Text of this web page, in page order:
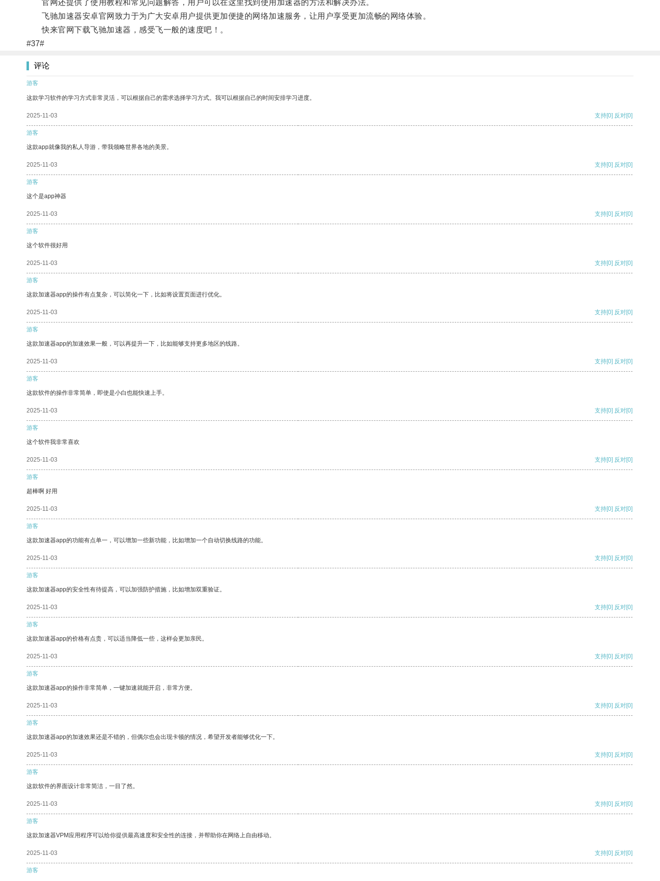
官网还提供了使用教程和常见问题解答，用户可以在这里找到使用加速器的方法和解决办法。
飞驰加速器安卓官网致力于为广大安卓用户提供更加便捷的网络加速服务，让用户享受更加流畅的网络体验。
快来官网下载飞驰加速器，感受飞一般的速度吧！。
#37#
评论
游客
这款学习软件的学习方式非常灵活，可以根据自己的需求选择学习方式。我可以根据自己的时间安排学习进度。
2025-11-03 支持[0] 反对[0]
游客
这款app就像我的私人导游，带我领略世界各地的美景。
2025-11-03 支持[0] 反对[0]
游客
这个是app神器
2025-11-03 支持[0] 反对[0]
游客
这个软件很好用
2025-11-03 支持[0] 反对[0]
游客
这款加速器app的操作有点复杂，可以简化一下，比如将设置页面进行优化。
2025-11-03 支持[0] 反对[0]
游客
这款加速器app的加速效果一般，可以再提升一下，比如能够支持更多地区的线路。
2025-11-03 支持[0] 反对[0]
游客
这款软件的操作非常简单，即使是小白也能快速上手。
2025-11-03 支持[0] 反对[0]
游客
这个软件我非常喜欢
2025-11-03 支持[0] 反对[0]
游客
超棒啊 好用
2025-11-03 支持[0] 反对[0]
游客
这款加速器app的功能有点单一，可以增加一些新功能，比如增加一个自动切换线路的功能。
2025-11-03 支持[0] 反对[0]
游客
这款加速器app的安全性有待提高，可以加强防护措施，比如增加双重验证。
2025-11-03 支持[0] 反对[0]
游客
这款加速器app的价格有点贵，可以适当降低一些，这样会更加亲民。
2025-11-03 支持[0] 反对[0]
游客
这款加速器app的操作非常简单，一键加速就能开启，非常方便。
2025-11-03 支持[0] 反对[0]
游客
这款加速器app的加速效果还是不错的，但偶尔也会出现卡顿的情况，希望开发者能够优化一下。
2025-11-03 支持[0] 反对[0]
游客
这款软件的界面设计非常简洁，一目了然。
2025-11-03 支持[0] 反对[0]
游客
这款加速器VPM应用程序可以给你提供最高速度和安全性的连接，并帮助你在网络上自由移动。
2025-11-03 支持[0] 反对[0]
游客